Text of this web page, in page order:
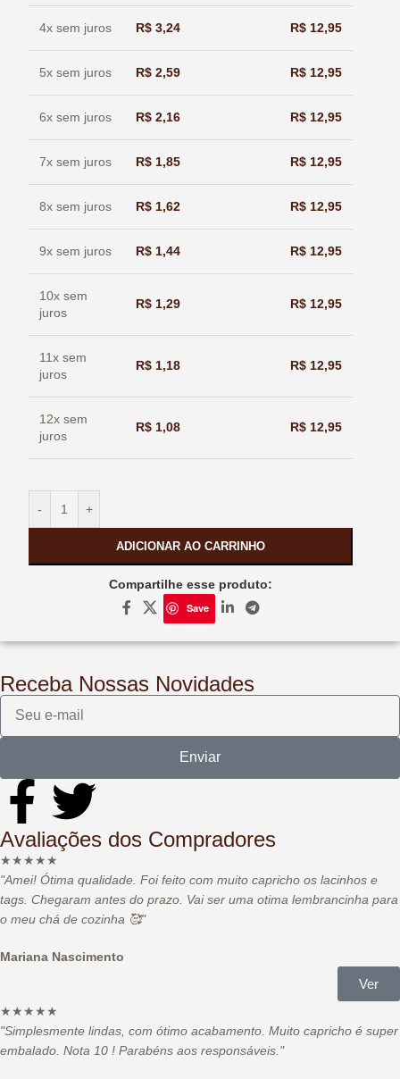
4x sem juros R$ 3,24 R$ 12,95
5x sem juros R$ 2,59 R$ 12,95
6x sem juros R$ 2,16 R$ 12,95
7x sem juros R$ 1,85 R$ 12,95
8x sem juros R$ 1,62 R$ 12,95
9x sem juros R$ 1,44 R$ 12,95
10x sem
juros
R$ 1,29 R$ 12,95
11x sem
juros
R$ 1,18 R$ 12,95
12x sem
juros
R$ 1,08 R$ 12,95
- +
ADICIONAR AO CARRINHO
Compartilhe esse produto:
Save
Receba Nossas Novidades
Enviar
Avaliações dos Compradores
★★★★★
"Amei! Ótima qualidade. Foi feito com muito capricho os lacinhos e
tags. Chegaram antes do prazo. Vai ser uma otima lembrancinha para
o meu chá de cozinha 🥰"
Mariana Nascimento
Ver
★★★★★
"Simplesmente lindas, com ótimo acabamento. Muito capricho é super
embalado. Nota 10 ! Parabéns aos responsáveis. "